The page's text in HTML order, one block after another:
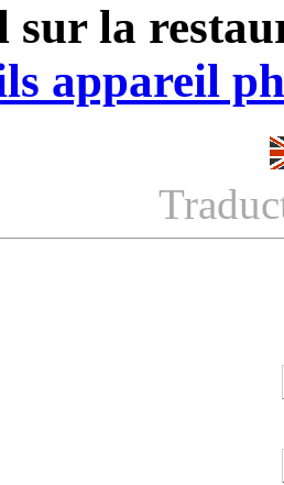
sur la
appareil